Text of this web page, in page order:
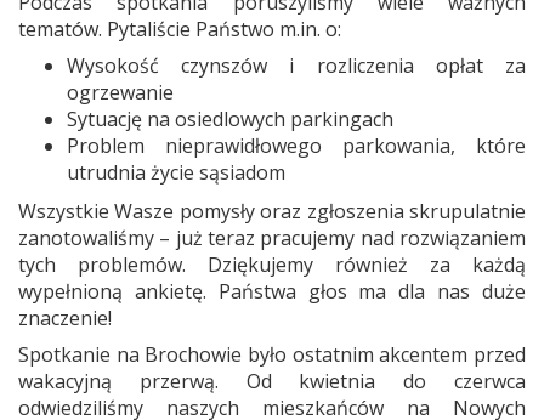
tematów. Pytaliście Państwo m.in. o:
Wysokość czynszów i rozliczenia opłat za
ogrzewanie
Sytuację na osiedlowych parkingach
Problem nieprawidłowego parkowania, które
utrudnia życie sąsiadom
Wszystkie Wasze pomysły oraz zgłoszenia skrupulatnie
zanotowaliśmy – już teraz pracujemy nad rozwiązaniem
tych problemów. Dziękujemy również za każdą
wypełnioną ankietę. Państwa głos ma dla nas duże
znaczenie!
Spotkanie na Brochowie było ostatnim akcentem przed
wakacyjną przerwą. Od kwietnia do czerwca
odwiedziliśmy naszych mieszkańców na Nowych